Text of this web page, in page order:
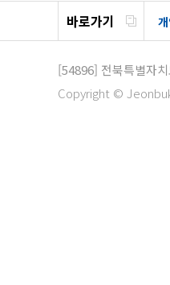
바로가기
[54896] 전북특별자
Copyright ©